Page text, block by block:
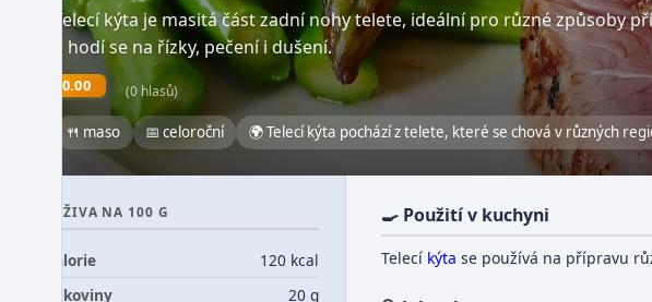
Telecí kýta je masitá část zadní nohy telete, ideální pro různé způsoby
a hodí se na řízky, pečení i dušení.
0.00 (0 hlasů)
🍴 maso 📅 celoroční 🌍 Telecí kýta pochází z telete, které se chová v různých
VÝŽIVA NA 100 G
Kalorie
120 kcal
Bílkoviny
20 g
🍳 Použití v kuchyni
Telecí kýta se používá na přípravu